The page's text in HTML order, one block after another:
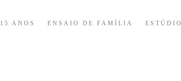
15 ANOS ENSAIO DE FAMÍLIA ESTÚDIO